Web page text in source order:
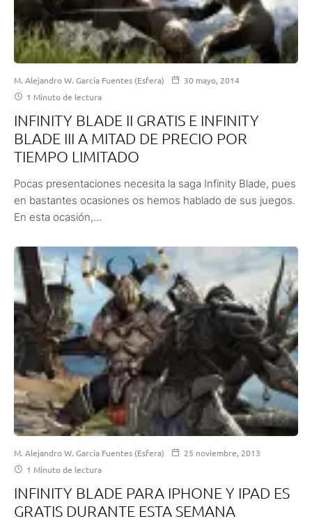
M. Alejandro W. García Fuentes (Esfera)
30 mayo, 2014
1 Minuto de lectura
INFINITY BLADE II GRATIS E INFINITY
BLADE III A MITAD DE PRECIO POR
TIEMPO LIMITADO
Pocas presentaciones necesita la saga Infinity Blade, pues
en bastantes ocasiones os hemos hablado de sus juegos.
En esta ocasión,...
M. Alejandro W. García Fuentes (Esfera)
25 noviembre, 2013
1 Minuto de lectura
INFINITY BLADE PARA IPHONE Y IPAD ES
GRATIS DURANTE ESTA SEMANA